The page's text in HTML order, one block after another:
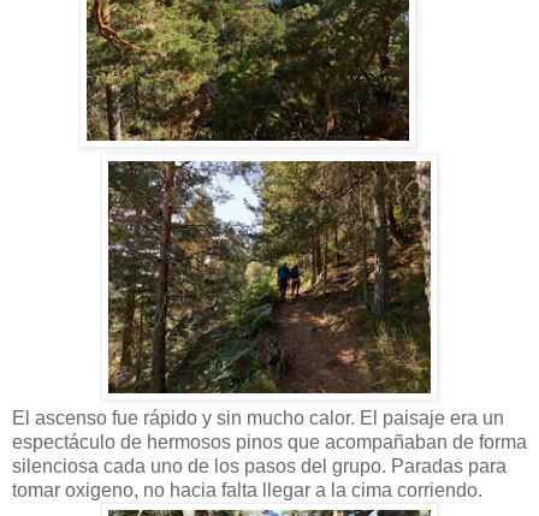
El ascenso fue rápido y sin mucho calor. El paisaje era un
espectáculo de hermosos pinos que acompañaban de forma
silenciosa cada uno de los pasos del grupo. Paradas para
tomar oxigeno, no hacia falta llegar a la cima corriendo.